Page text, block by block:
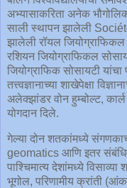
अभ्यासाकरिता अनेक
साली स्थापन झालेली
झालेली रॉयल
रशियन जियोग्राफिकल
जियोग्राफिक सोसायटी यांचा
तत्त्वज्ञानाच्या शाखेपेक्षा
अलेक्झांडर वोन हुम्बोल्ट,
योगदान दिले.
गेल्या दोन शतकांमध्ये
geomatics आणि इतर संबंधित
पाश्चिमात्य देशांमध्ये विसाव्या
भूगोल, परिणामीय क्रांती